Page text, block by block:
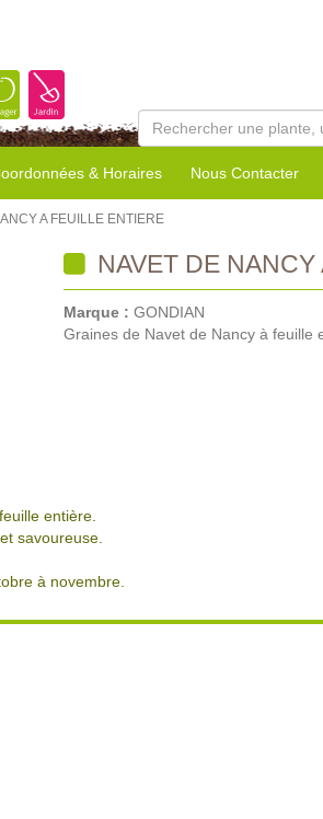
& Horaires Nous Contacter
A FEUILLE ENTIERE
NAVET DE
Marque : GONDIAN
Graines de Navet de Nancy à feuille
entière.
savoureuse.
à novembre.